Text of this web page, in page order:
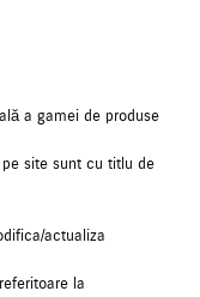
a gamei de produse
pe site sunt cu titlu de
actualiza
la